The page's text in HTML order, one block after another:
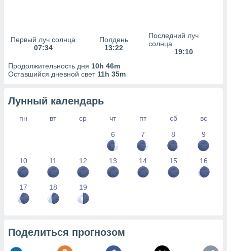
Первый луч солнца
07:34
Полдень
13:22
Последний луч
солнца
19:10
Продолжительность дня 10h 46m
Оставшийся дневной свет 11h 35m
Лунный календарь
пн вт ср чт пт сб
вс
6
7 8 9
10 11 12 13 14 15 16
17 18 19
Поделиться прогнозом